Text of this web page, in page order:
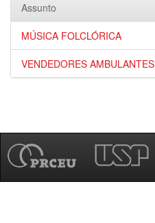
Assunto
MÚSICA FOLCLÓRICA
VENDEDORES AMBULANTES